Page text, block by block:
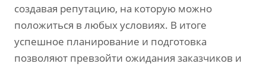
создавая репутацию, на которую можно
положиться в любых условиях. В итоге
успешное планирование и подготовка
позволяют превзойти ожидания заказчиков и